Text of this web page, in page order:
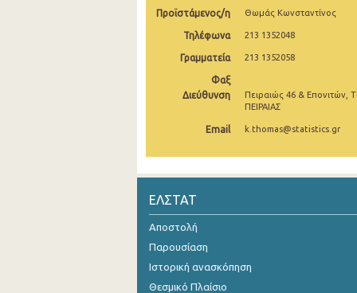
3o Τρίμηνο 2018
2o Τρίμηνο 2018
4o Τρίμηνο 2017
3o Τρίμηνο 2017
2o Τρίμηνο 2017
4o Τρίμηνο 2016
3o Τρίμηνο 2016
2o Τρίμηνο 2016
Προϊστάμενος/η Θωμάς Κωνσταντίνος
Τηλέφωνα 213 1352048
Γραμματεία 213 1352058
Φαξ
Διεύθυνση
Πειραιώς 46 & Επονιτών,
ΠΕΙΡΑΙΑΣ
Email k.thomas@statistics.gr
ΕΛΣΤΑΤ
Αποστολή
Παρουσίαση
Ιστορική ανασκόπηση
Θεσμικό Πλαίσιο